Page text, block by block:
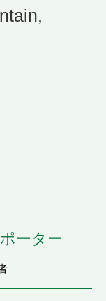
ーター